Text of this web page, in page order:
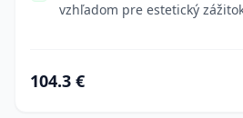
vzhľadom pre estetický
104.3 €